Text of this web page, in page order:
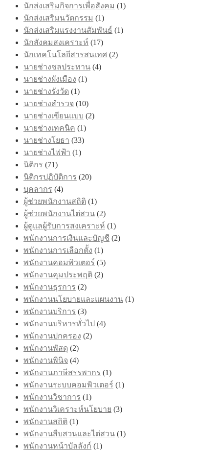
นักส่งเสริมกิจการเพื่อสังคม (1)
นักส่งเสริมนวัตกรรม (1)
นักส่งเสริมแรงงานสัมพันธ์ (1)
นักสังคมสงเคราะห์ (17)
นักเทคโนโลยีสารสนเทศ (2)
นายช่างชลประทาน (4)
นายช่างผังเมือง (1)
นายช่างรังวัด (1)
นายช่างสำรวจ (10)
นายช่างเขียนแบบ (2)
นายช่างเทคนิค (1)
นายช่างโยธา (33)
นายช่างไฟฟ้า (1)
นิติกร (71)
นิติกรปฏิบัติการ (20)
บุคลากร (4)
ผู้ช่วยพนักงานสถิติ (1)
ผู้ช่วยพนักงานไต่สวน (2)
ผู้ดูแลผู้รับการสงเคราะห์ (1)
พนักงานการเงินและบัญชี (2)
พนักงานการเลือกตั้ง (1)
พนักงานคอมพิวเตอร์ (5)
พนักงานคุมประพฤติ (2)
พนักงานธุรการ (2)
พนักงานนโยบายและแผนงาน (1)
พนักงานบริการ (3)
พนักงานบริหารทั่วไป (4)
พนักงานปกครอง (2)
พนักงานพัสดุ (2)
พนักงานพินิจ (4)
พนักงานภาษีสรรพากร (1)
พนักงานระบบคอมพิวเตอร์ (1)
พนักงานวิชาการ (1)
พนักงานวิเคราะห์นโยบาย (3)
พนักงานสถิติ (1)
พนักงานสืบสวนและไต่สวน (1)
พนักงานหน้าบัลลังก์ (1)